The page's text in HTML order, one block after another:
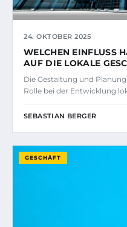
24. OKTOBER 2025
WELCHEN EINFLUSS
AUF DIE LOKALE
Die Gestaltung und
Rolle bei der Entwicklung
SEBASTIAN BERGER
GESCHÄFT